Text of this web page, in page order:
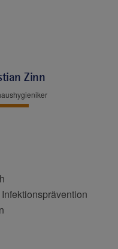
Zinn